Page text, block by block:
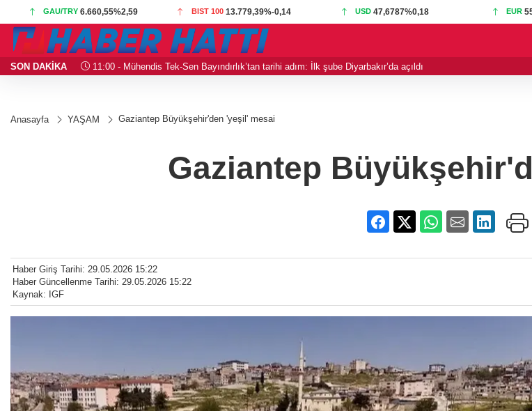
GAU/TRY 6.660,55%2,59 BIST 100 13.779,39%-0,14 USD 47,6787%0,18 EUR
SON DAKİKA 11:00 - Mühendis Tek-Sen Bayındırlık’tan tarihi adım: İlk şube Diyarbakır’da açıldı
Anasayfa YAŞAM Gaziantep Büyükşehir'den 'yeşil' mesai
Gaziantep
Haber Giriş Tarihi: 29.05.2026 15:22
Haber Güncellenme Tarihi: 29.05.2026 15:22
Kaynak: IGF